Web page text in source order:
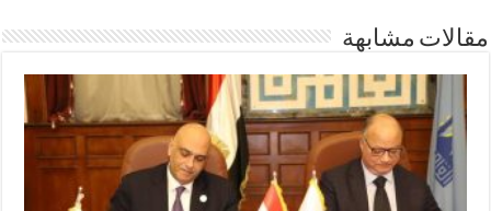
مقالات مشابهة